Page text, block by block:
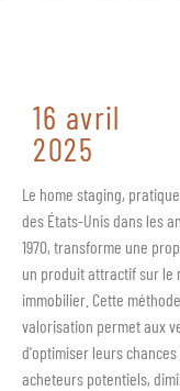
16 avril
2025
Le home staging,
des États-Unis dans les
1970, transforme une
un produit attractif sur le
immobilier. Cette
valorisation permet aux
d'optimiser leurs
acheteurs potentiels,